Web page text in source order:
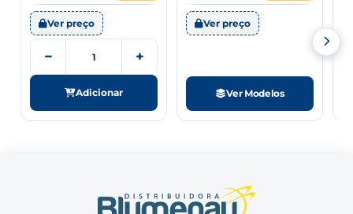
Ver preço
− +
Adicionar
Ver preço
Ver Modelos